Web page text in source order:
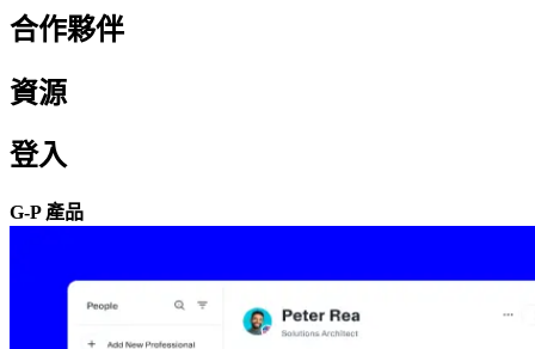
合作夥伴​​
資源​​
登入​​
G-P 產品​​